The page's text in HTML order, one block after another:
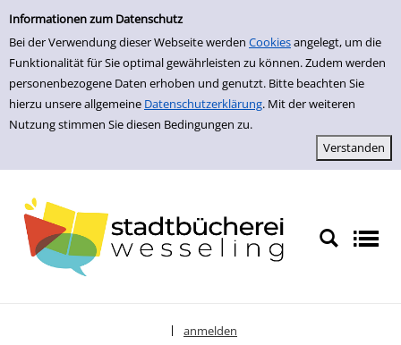
Informationen zum Datenschutz
Bei der Verwendung dieser Webseite werden Cookiesangelegt, um die
Funktionalität für Sie optimal gewährleisten zu können. Zudem werden
personenbezogene Daten erhoben und genutzt. Bitte beachten Sie
hierzu unsere allgemeine Datenschutzerklärung. Mit der weiteren
Nutzung stimmen Sie diesen Bedingungen zu.
zur Navigation springen
zum Inhalt springen
Zur erweiterten Suche springen
anmelden